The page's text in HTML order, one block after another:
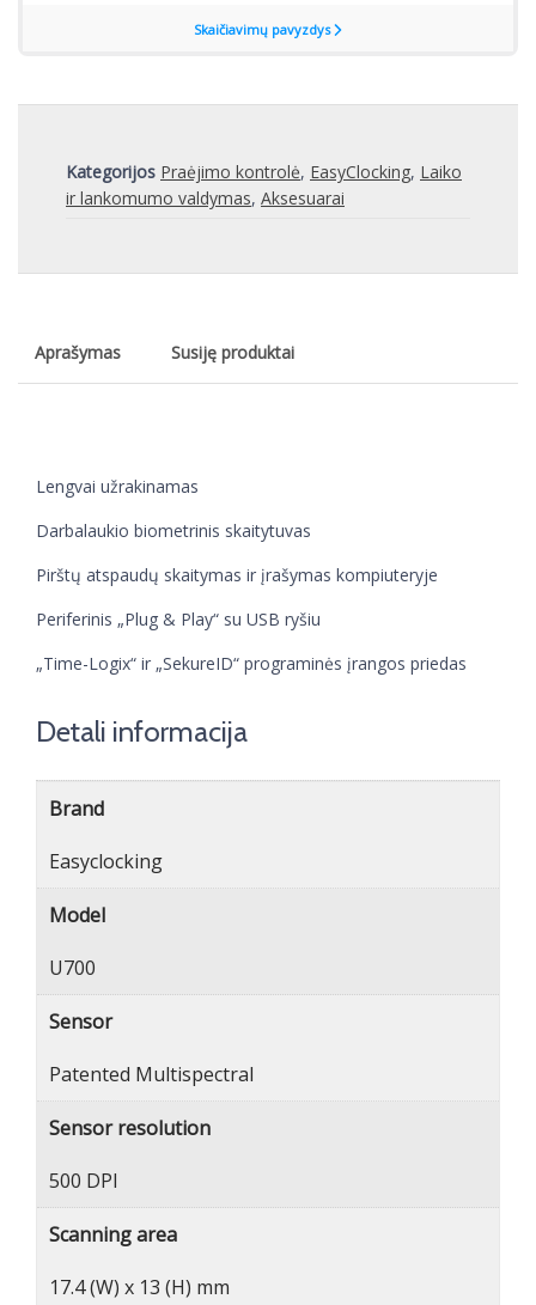
Kategorijos Praėjimo kontrolė, EasyClocking, Laiko
ir lankomumo valdymas, Aksesuarai
Aprašymas Susiję produktai
Lengvai užrakinamas
Darbalaukio biometrinis skaitytuvas
Pirštų atspaudų skaitymas ir įrašymas kompiuteryje
Periferinis „Plug & Play“ su USB ryšiu
„Time-Logix“ ir „SekureID“ programinės įrangos priedas
Detali informacija
Brand
Easyclocking
Model
U700
Sensor
Patented Multispectral
Sensor resolution
500 DPI
Scanning area
17.4 (W) x 13 (H) mm